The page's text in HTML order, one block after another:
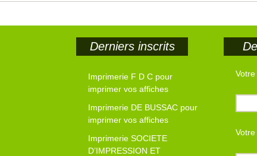
Derniers inscrits
Imprimerie F D C pour
imprimer vos affiches
Imprimerie DE BUSSAC pour
imprimer vos affiches
Imprimerie SOCIETE
D’IMPRESSION ET